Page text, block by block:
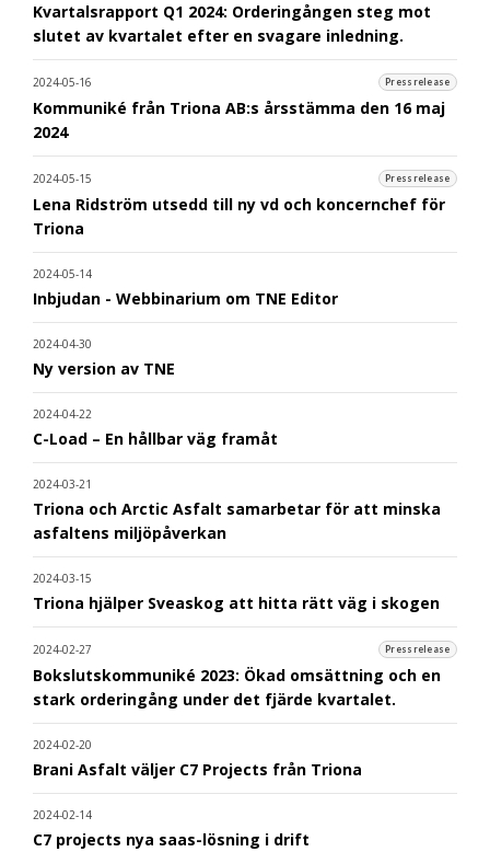
Kvartalsrapport Q1 2024: Orderingången steg mot
slutet av kvartalet efter en svagare inledning.
2024-05-16 Pressrelease
Kommuniké från Triona AB:s årsstämma den 16 maj
2024
2024-05-15 Pressrelease
Lena Ridström utsedd till ny vd och koncernchef för
Triona
2024-05-14
Inbjudan - Webbinarium om TNE Editor
2024-04-30
Ny version av TNE
2024-04-22
C-Load – En hållbar väg framåt
2024-03-21
Triona och Arctic Asfalt samarbetar för att minska
asfaltens miljöpåverkan
2024-03-15
Triona hjälper Sveaskog att hitta rätt väg i skogen
2024-02-27 Pressrelease
Bokslutskommuniké 2023: Ökad omsättning och en
stark orderingång under det fjärde kvartalet.
2024-02-20
Brani Asfalt väljer C7 Projects från Triona
2024-02-14
C7 projects nya saas-lösning i drift